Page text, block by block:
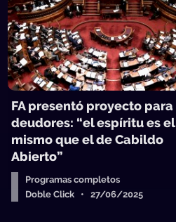
FA presentó proyecto para
deudores: “el espíritu es el
mismo que el de Cabildo
Abierto”
Programas completos
Doble Click • 27/06/2025